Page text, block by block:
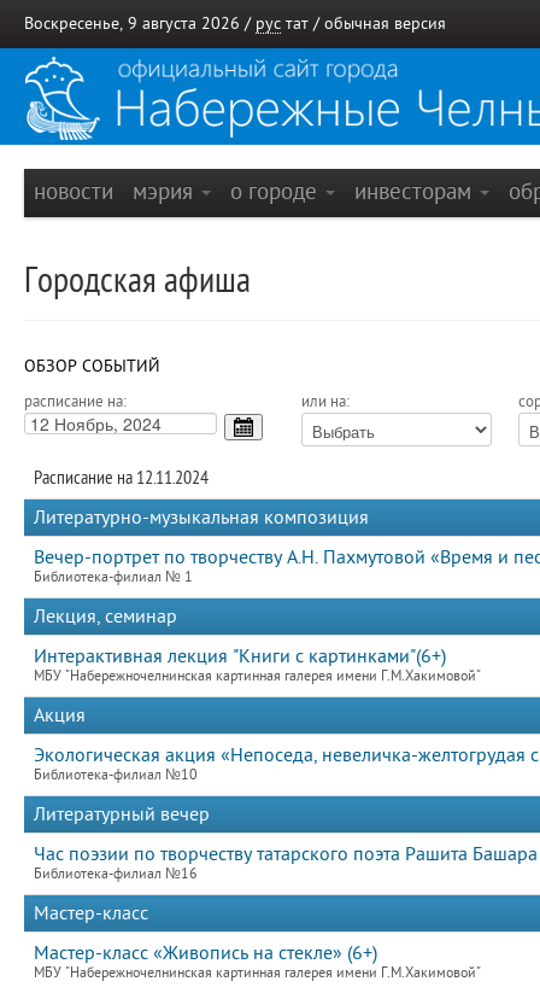
Воскресенье, 9 августа 2026 / рус тат / обычная версия
новости мэрия о городе инвесторам
Городская афиша
ОБЗОР СОБЫТИЙ
расписание на: или на:
Расписание на 12.11.2024
Литературно-музыкальная композиция
Вечер-портрет по творчеству А.Н. Пахмутовой «Время и
Библиотека-филиал № 1
Лекция, семинар
Интерактивная лекция "Книги с картинками"(6+)
МБУ "Набережночелнинская картинная галерея имени Г.М.Хакимовой"
Акция
Экологическая акция «Непоседа, невеличка-желтогрудая
Библиотека-филиал №10
Литературный вечер
Час поэзии по творчеству татарского поэта Рашита
Библиотека-филиал №16
Мастер-класс
Мастер-класс «Живопись на стекле» (6+)
МБУ "Набережночелнинская картинная галерея имени Г.М.Хакимовой"